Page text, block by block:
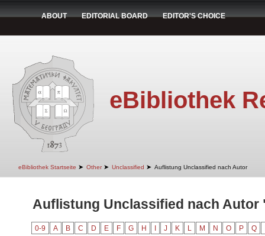
ABOUT EDITORIAL BOARD EDITOR'S CHOICE
eBibliothek
eBibliothek Startseite ➤ Other ➤ Unclassified ➤ Auflistung Unclassified nach Autor
Auflistung Unclassified nach Autor
0-9 A B C D E F G H J K L M N O P Q